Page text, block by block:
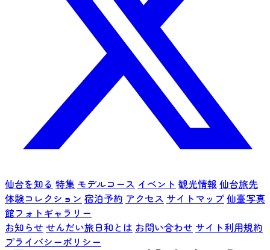
仙台を知る 特集 モデルコース イベント 観光情報 仙台旅先
体験コレクション 宿泊予約 アクセス サイトマップ仙臺写真
館フォトギャラリー
お知らせ せんだい旅日和とは お問い合わせ サイト利用規約
プライバシーポリシー